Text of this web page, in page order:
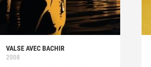
VALSE AVEC BACHIR
2008